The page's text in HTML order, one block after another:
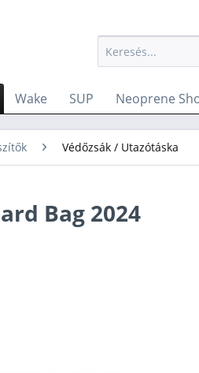
Wake SUP Neoprene
Védőzsák / Utazótáska
Bag 2024